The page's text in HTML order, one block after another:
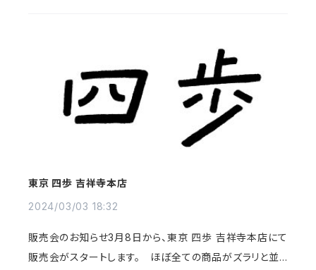
東京 四歩 吉祥寺本店
2024/03/03 18:32
販売会のお知らせ3月8日から、東京 四歩 吉祥寺本店にて
販売会がスタートします。 ほぼ全ての商品がズラリと並